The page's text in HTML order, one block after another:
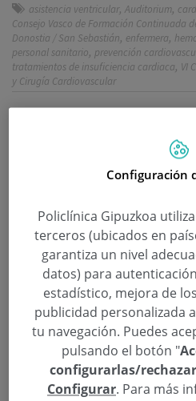
asistencia ventricular, Auditorium,
Consejo Vasco de Formación Continuada
Donostia / San Sebastián, enfermera,
personal sanitario, prevención
tratamientos de insuficiencia cardiaca, VI
y Cirugía Cardiovascular
edición de este curso ha
Auditorium del Parque
Hoy ha tenido lugar el VI
Cardiología y Cirugía
Policlínica Gipuzkoa en el
Tecnológico de San
En el encuentro, al que
profesionales de la
se han abordado diversos
Configuración
Policlínica Gipuzkoa
terceros (ubicados en
garantiza un nivel
datos) para
estadístico, mejora de
publicidad personalizada
tu navegación. Puedes
pulsando el botón "
configurarlas/rechazar
Configurar. Para más